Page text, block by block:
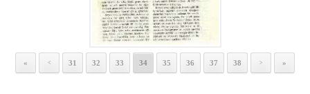
« < 31 32 33 34 35 36 37 38 > »